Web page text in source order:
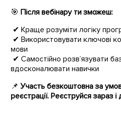
🎯Після вебінару ти зможеш:
✔ Краще розуміти логіку
✔ Використовувати ключові
мови
✔ Самостійно розв’язувати
вдосконалювати навички
📌Участь безкоштовна за
реєстрації. Реєструйся зараз